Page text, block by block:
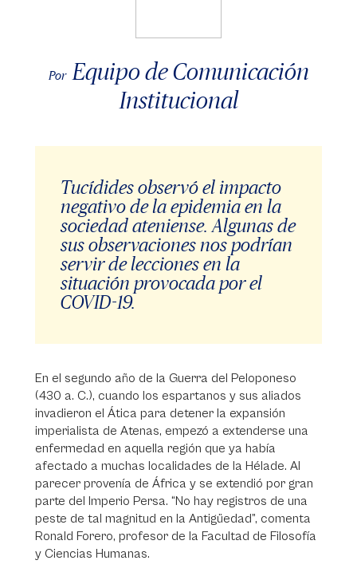
Por Equipo de Comunicación
Institucional
Tucídides observó el impacto
negativo de la epidemia en la
sociedad ateniense. Algunas de
sus observaciones nos podrían
servir de lecciones en la
situación provocada por el
COVID-19.
En el segundo año de la Guerra del Peloponeso
(430 a. C.), cuando los espartanos y sus aliados
invadieron el Ática para detener la expansión
imperialista de Atenas, empezó a extenderse una
enfermedad en aquella región que ya había
afectado a muchas localidades de la Hélade. Al
parecer provenía de África y se extendió por gran
parte del Imperio Persa. “No hay registros de una
peste de tal magnitud en la Antigüedad”, comenta
Ronald Forero, profesor de la Facultad de Filosofía
y Ciencias Humanas.